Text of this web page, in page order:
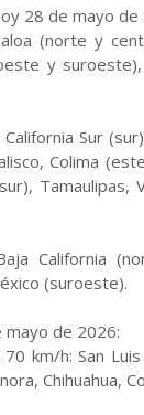
28 de mayo de
(norte y
y
Sur
Colima
Tamaulipas,
California
(suroeste).
de 2026:
km/h: San
Chihuahua,